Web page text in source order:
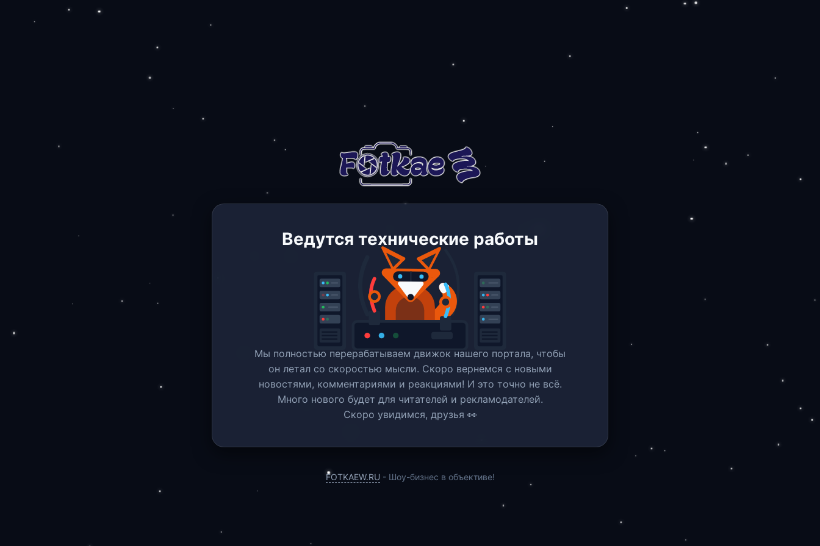
Ведутся технические работы
Мы полностью перерабатываем движок нашего портала, чтобы
он летал со скоростью мысли. Скоро вернемся c новыми
новостями, комментариями и реакциями! И это точно не всё.
Много нового будет для читателей и рекламодателей.
Скоро увидимся, друзья 👀
FOTKAEW.RU - Шоу-бизнес в объективе!